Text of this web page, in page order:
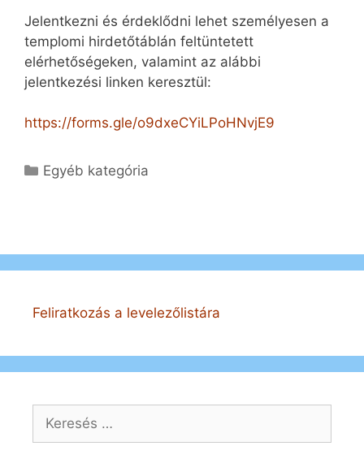
Jelentkezni és érdeklődni lehet személyesen a
templomi hirdetőtáblán feltüntetett
elérhetőségeken, valamint az alábbi
jelentkezési linken keresztül:
https://forms.gle/o9dxeCYiLPoHNvjE9
Kategória
Egyéb kategória
Feliratkozás a levelezőlistára
Keresés: